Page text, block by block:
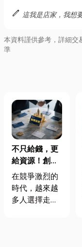
edit 這我是店家，我想
本資料謹供參考，詳細交
準
不只給錢，更
給資源！創業
投資如何成為
你的最強戰
友，助你征服
在競爭激烈的
時代，越來越
多人選擇走上